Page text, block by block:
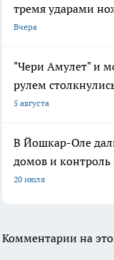
тремя ударами
Вчера
"Чери Амулет" и
рулем
5 августа
В Йошкар-Оле
домов и
20 июля
Комментарии на